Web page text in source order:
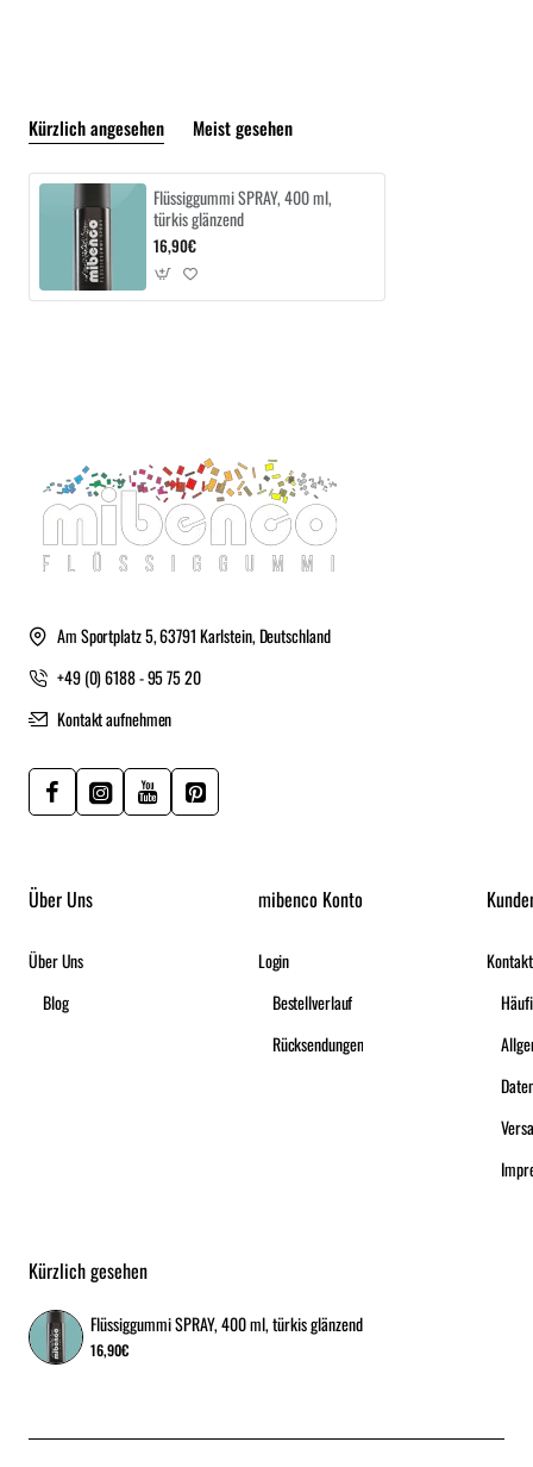
Kürzlich angesehen Meist gesehen
Flüssiggummi SPRAY, 400 ml,
türkis glänzend
16,90€
Am Sportplatz 5, 63791 Karlstein, Deutschland
+49 (0) 6188 - 95 75 20
Kontakt aufnehmen
Über Uns
Über Uns
Blog
mibenco Konto
Login
Bestellverlauf
Rücksendungen
Kontakt
Kürzlich gesehen
Flüssiggummi SPRAY, 400 ml, türkis glänzend
16,90€